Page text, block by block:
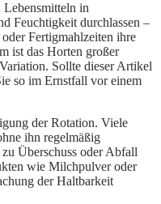
in
Feuchtigkeit durchlassen –
Fertigmahlzeiten ihre
ist das Horten großer
Sollte dieser Artikel
so im Ernstfall vor einem
der Rotation. Viele
ihn regelmäßig
Überschuss oder Abfall
wie Milchpulver oder
der Haltbarkeit